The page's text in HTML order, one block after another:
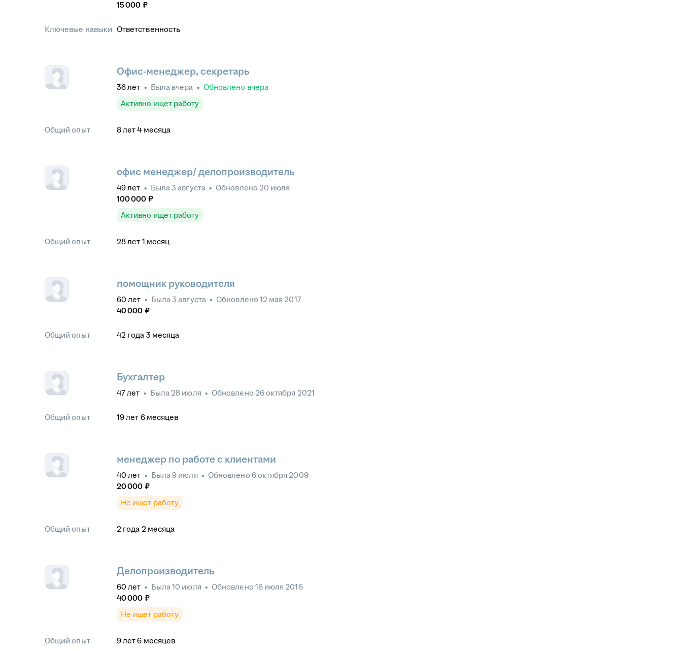
15 000 ₽
Ключевые навыки Ответственность
Офис-менеджер, секретарь
36лет • Была вчера • Обновлено вчера
Активно ищет работу
Общий опыт 8лет 4 месяца
офис менеджер/ делопроизводитель
49лет • Была3 августа • Обновлено 20 июля
100 000 ₽
Активно ищет работу
Общий опыт 28лет 1 месяц
помощник руководителя
60 лет • Была3 августа • Обновлено 12 мая 2017
40 000 ₽
Общий опыт 42 года 3 месяца
Бухгалтер
47лет • Была 28 июля • Обновлено 26 октября 2021
Общий опыт 19лет 6 месяцев
менеджер по работе с клиентами
40 лет • Была9 июля • Обновлено 6 октября 2009
20 000 ₽
Не ищет работу
Общий опыт 2 года 2 месяца
Делопроизводитель
60 лет • Была10 июля • Обновлено 16 июля 2016
40 000 ₽
Не ищет работу
Общий опыт 9лет 6 месяцев